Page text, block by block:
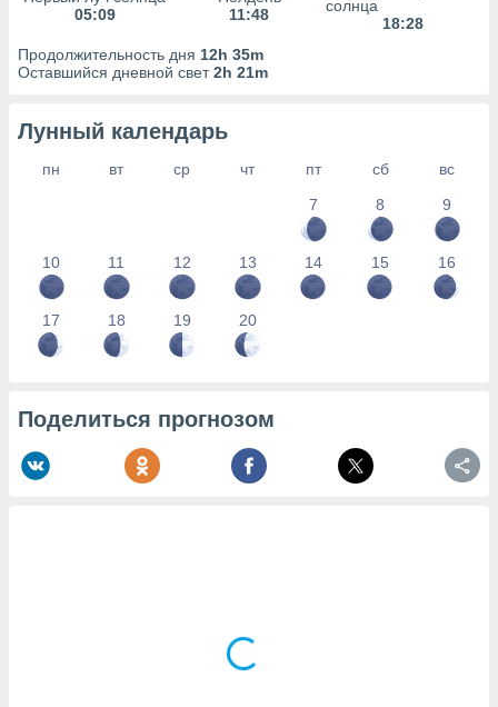
05:09
11:48
солнца
18:28
Продолжительность дня 12h 35m
Оставшийся дневной свет2h 21m
Лунный календарь
пн вт ср чт пт сб
вс
7
8 9
10 11 12 13 14 15 16
17 18 19 20
Поделиться прогнозом